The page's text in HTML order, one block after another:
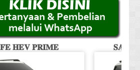
𝐇𝐄𝐕 𝐏𝐑𝐈𝐌𝐄